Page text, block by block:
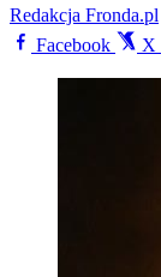
Redakcja Fronda.pl
Facebook
X